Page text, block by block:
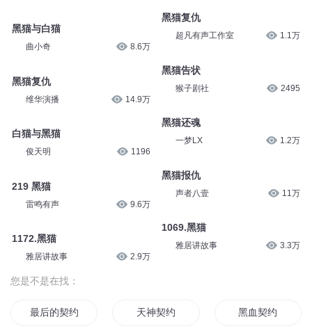
黑猫与白猫
曲小奇 8.6万
黑猫复仇
维华演播 14.9万
白猫与黑猫
俊天明 1196
219 黑猫
雷鸣有声 9.6万
1172.黑猫
雅居讲故事 2.9万
黑猫复仇
超凡有声工作室 1.1万
黑猫告状
猴子剧社 2495
黑猫还魂
一梦LX 1.2万
黑猫报仇
声者八壹 11万
1069.黑猫
雅居讲故事 3.3万
您是不是在找：
最后的契约 天神契约 黑血契约